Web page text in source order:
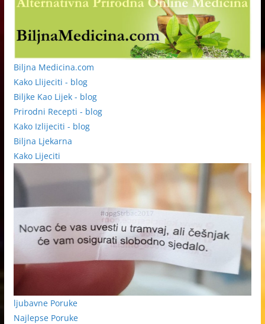
Biljna Medicina.com
Kako Llijeciti - blog
Biljke Kao Lijek - blog
Prirodni Recepti - blog
Kako Izlijeciti - blog
Biljna Ljekarna
Kako Lijeciti
ljubavne Poruke
Najlepse Poruke